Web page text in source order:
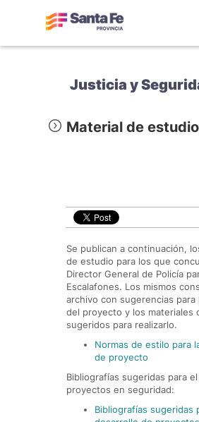
Justicia y
Material de estudio
Se publican a continuación,
de estudio para los que
Director General de Policía
Escalafones. Los mismos
archivo con sugerencias para
del proyecto y los materiales
sugeridos para realizarlo.
Normas de estilo para
de proyecto
Bibliografías sugeridas para
proyectos en seguridad:
Bibliografías sugeridas